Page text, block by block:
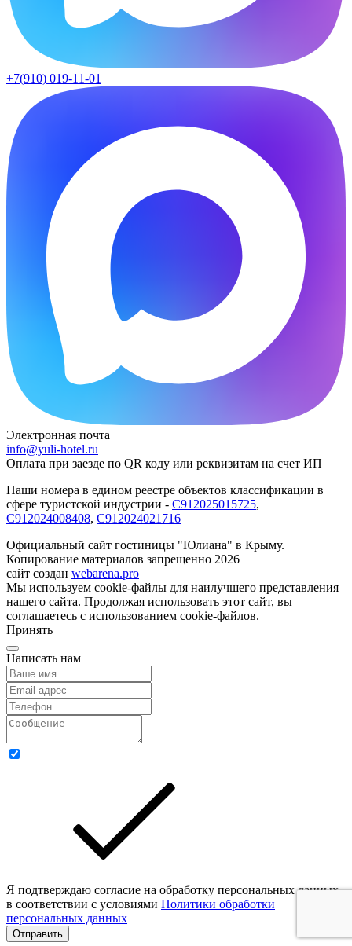
+7(910) 019-11-01
Электронная почта
info@yuli-hotel.ru
Оплата при заезде по QR коду или реквизитам на счет ИП
Наши номера в едином реестре объектов классификации в
сфере туристской индустрии - С912025015725,
С912024008408, С912024021716
Официальный сайт гостиницы "Юлиана" в Крыму.
Копирование материалов запрещенно 2026
сайт создан webarena.pro
Мы используем cookie-файлы для наилучшего представления
нашего сайта. Продолжая использовать этот сайт, вы
соглашаетесь с использованием cookie-файлов.
Принять
Написать нам
Я подтверждаю согласие на обработку персональных данных
в соответствии с условиями Политики обработки
персональных данных
Отправить